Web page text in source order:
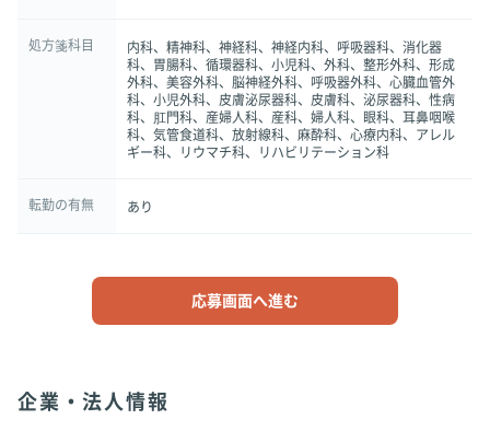
処方箋科目
内科、精神科、神経科、神経内科、呼吸器科、消化器
科、胃腸科、循環器科、小児科、外科、整形外科、形成
外科、美容外科、脳神経外科、呼吸器外科、心臓血管外
科、小児外科、皮膚泌尿器科、皮膚科、泌尿器科、性病
科、肛門科、産婦人科、産科、婦人科、眼科、耳鼻咽喉
科、気管食道科、放射線科、麻酔科、心療内科、アレル
ギー科、リウマチ科、リハビリテーション科
転勤の有無 あり
応募画面へ進む
企業・法人情報